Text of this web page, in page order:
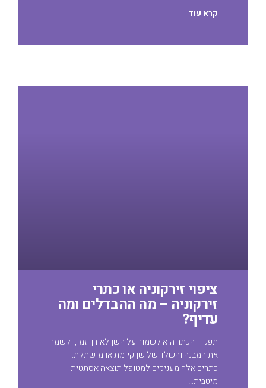
קרא עוד
ציפוי זירקוניה או כתרי
זירקוניה – מה ההבדלים ומה
עדיף?
תפקיד הכתר הוא לשמור על השן לאורך זמן, ולשמר
את המבנה והשלד של שן קיימת או מושתלת.
כתרים אלה מעניקים למטופל תוצאה אסתטית
מיטבית…